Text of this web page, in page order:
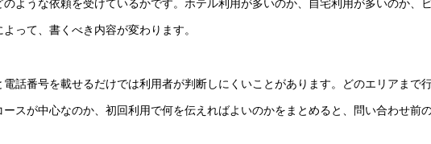
ような依頼を受けているかです。ホテル利用が多いのか、自宅利用が多いのか、
って、書くべき内容が変わります。
話番号を載せるだけでは利用者が判断しにくいことがあります。どのエリアまで
スが中心なのか、初回利用で何を伝えればよいのかをまとめると、問い合わせ前